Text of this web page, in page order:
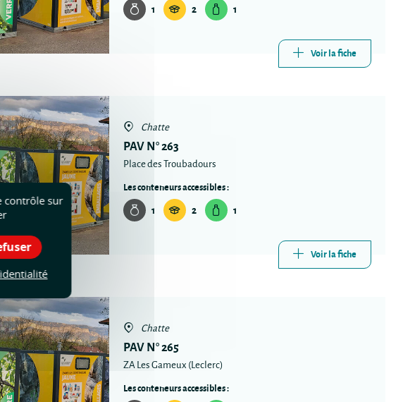
1 2 1
Voir la fiche
Chatte
PAV N° 263
Place des Troubadours
Les conteneurs accessibles :
1 2 1
Voir la fiche
Chatte
PAV N° 265
ZA Les Gameux (Leclerc)
Les conteneurs accessibles :
contrôle sur